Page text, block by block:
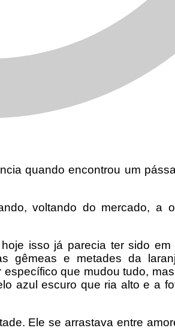
quando encontrou um
voltando do mercado, a
isso já parecia ter sido em
gêmeas e metades da
que mudou tudo,
azul escuro que ria alto e a
Ele se arrastava entre